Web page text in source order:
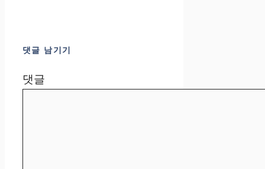
댓글 남기기
댓글